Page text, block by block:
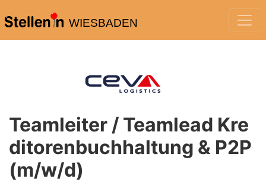
WIESBADEN
Teamleiter / Teamlead Kre
ditorenbuchhaltung & P2P
(m/w/d)